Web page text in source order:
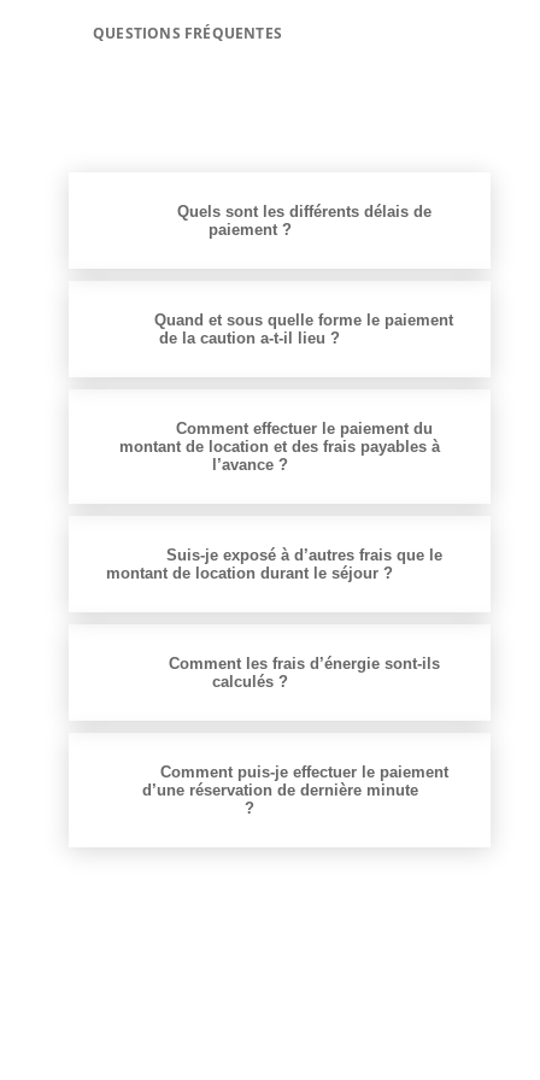
QUESTIONS FRÉQUENTES
Quels sont les différents délais de
paiement ?
Quand et sous quelle forme le paiement
de la caution a-t-il lieu ?
Comment effectuer le paiement du
montant de location et des frais payables à
l’avance ?
Suis-je exposé à d’autres frais que le
montant de location durant le séjour ?
Comment les frais d’énergie sont-ils
calculés ?
Comment puis-je effectuer le paiement
d’une réservation de dernière minute
?